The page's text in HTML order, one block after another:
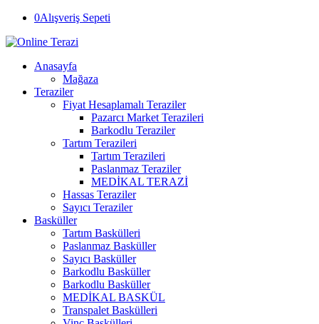
0Alışveriş Sepeti
Anasayfa
Mağaza
Teraziler
Fiyat Hesaplamalı Teraziler
Pazarcı Market Terazileri
Barkodlu Teraziler
Tartım Terazileri
Tartım Terazileri
Paslanmaz Teraziler
MEDİKAL TERAZİ
Hassas Teraziler
Sayıcı Teraziler
Basküller
Tartım Baskülleri
Paslanmaz Basküller
Sayıcı Basküller
Barkodlu Basküller
Barkodlu Basküller
MEDİKAL BASKÜL
Transpalet Baskülleri